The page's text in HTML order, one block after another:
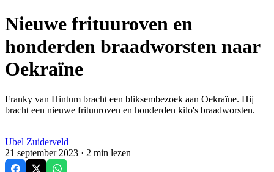
Nieuwe frituuroven en
honderden braadworsten naar
Oekraïne
Franky van Hintum bracht een bliksembezoek aan Oekraïne. Hij
bracht een nieuwe frituuroven en honderden kilo's braadworsten.
Ubel Zuiderveld
21 september 2023 · 2 min lezen